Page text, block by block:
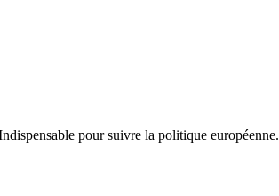
pour suivre la politique européenne.